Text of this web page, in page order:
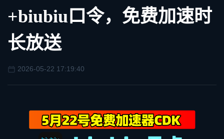
+biubiu口令，免费加速时
长放送
2026-05-22 17:19:40